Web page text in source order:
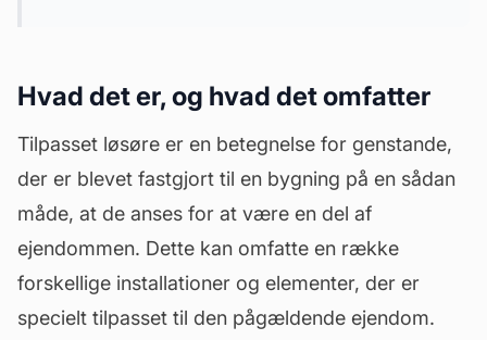
Hvad det er, og hvad det omfatter
Tilpasset løsøre er en betegnelse for genstande,
der er blevet fastgjort til en bygning på en sådan
måde, at de anses for at være en del af
ejendommen. Dette kan omfatte en række
forskellige installationer og elementer, der er
specielt tilpasset til den pågældende ejendom.